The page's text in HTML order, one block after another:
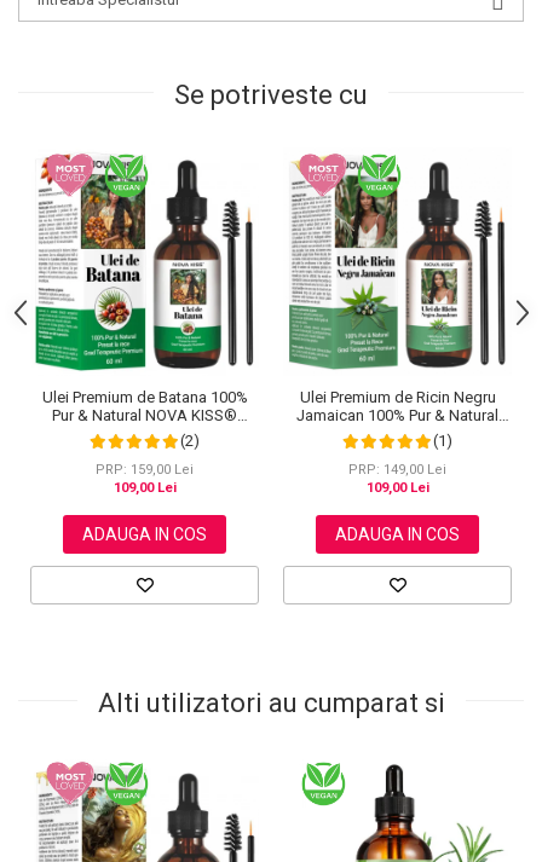
Se potriveste cu
Ulei Premium de Batana 100%
Pur & Natural NOVA KISS®
pentru Cresterea Parului, Tratarea
Scalpului si Ingrijirea Pielii, 60 ml
(2)
PRP: 159,00 Lei
109,00 Lei
ADAUGA IN COS
Ulei Premium de Ricin Negru
Jamaican 100% Pur & Natural
NOVA KISS® pentru cresterea
parului, ingrijirea scalpului, pielii,
genelor si sprancenelor, 60 ml
(1)
PRP: 149,00 Lei
109,00 Lei
ADAUGA IN COS
Alti utilizatori au cumparat si